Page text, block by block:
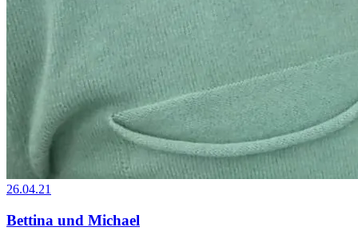
26.04.21
Bettina und Michael